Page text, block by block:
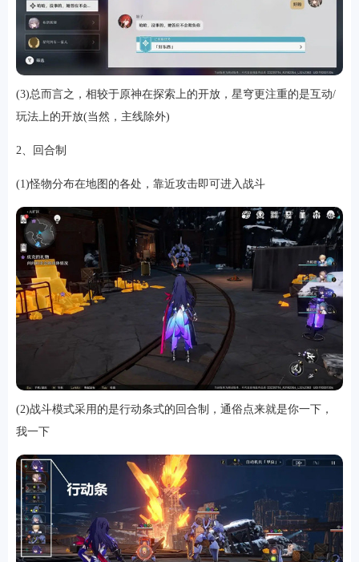
专题
角色扮演小游戏 恋爱养成沙盒模组up主自制
益智休闲 冒险解谜 街机格斗模拟经营 音乐游戏 战争策略
系统工具 影音播放 游戏辅助摄影美颜 办公商务旅游出行金融理财 娱乐
趣味新闻阅读考试学习AI软件健康运动生活购物地图导航主题桌面
(3)总而言之，相较于原神在探索上的开放，星穹更注重的是互动/
玩法上的开放(当然，主线除外)
2、回合制
(1)怪物分布在地图的各处，靠近攻击即可进入战斗
(2)战斗模式采用的是行动条式的回合制，通俗点来就是你一下，
我一下